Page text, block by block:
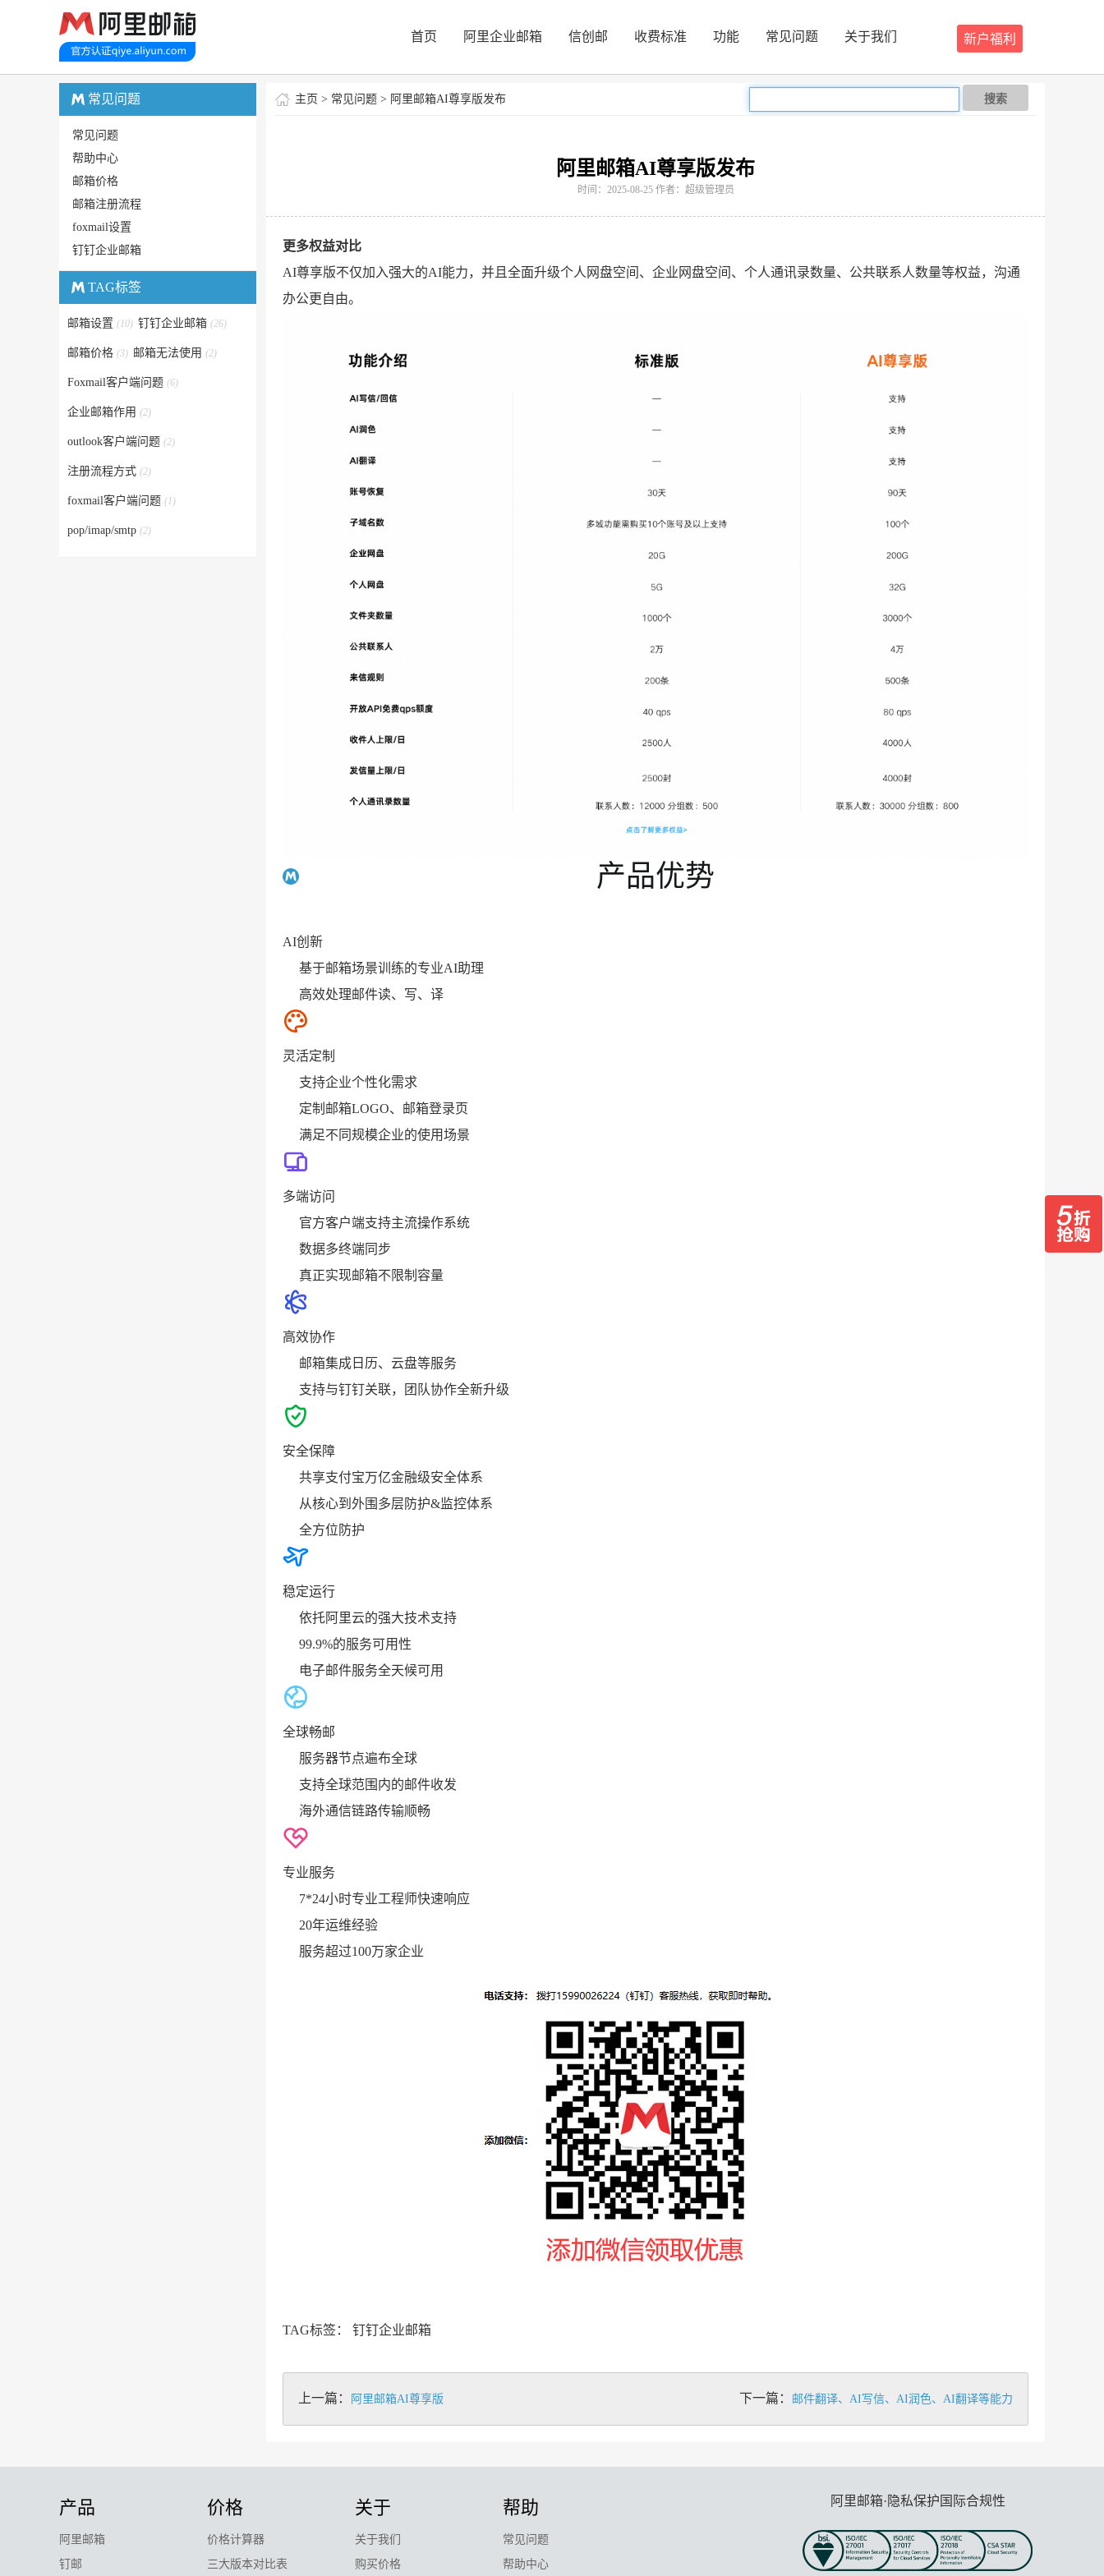
新户福利
首页 阿里企业邮箱 信创邮 收费标准 功能 常见问题 关于我们
主页 > 常见问题 > 阿里邮箱AI尊享版发布 搜索
阿里邮箱AI尊享版发布
时间：2025-08-25 作者：超级管理员
更多权益对比
AI尊享版不仅加入强大的AI能力，并且全面升级个人网盘空间、企业网盘空间、个人通讯录数量、公共联系人数量等权益，沟通
办公更自由。
产品优势
AI创新
基于邮箱场景训练的专业AI助理
高效处理邮件读、写、译
灵活定制
支持企业个性化需求
定制邮箱LOGO、邮箱登录页
满足不同规模企业的使用场景
多端访问
官方客户端支持主流操作系统
数据多终端同步
真正实现邮箱不限制容量
高效协作
邮箱集成日历、云盘等服务
支持与钉钉关联，团队协作全新升级
安全保障
共享支付宝万亿金融级安全体系
从核心到外围多层防护&监控体系
全方位防护
稳定运行
依托阿里云的强大技术支持
99.9%的服务可用性
电子邮件服务全天候可用
全球畅邮
服务器节点遍布全球
支持全球范围内的邮件收发
海外通信链路传输顺畅
专业服务
7*24小时专业工程师快速响应
20年运维经验
服务超过100万家企业
TAG标签： 钉钉企业邮箱
上一篇： 阿里邮箱AI尊享版 下一篇： 邮件翻译、AI写信、AI润色、AI翻译等能力
常见问题
常见问题
帮助中心
邮箱价格
邮箱注册流程
foxmail设置
钉钉企业邮箱
TAG标签
邮箱设置 (10) 钉钉企业邮箱 (26)
邮箱价格 (3) 邮箱无法使用 (2)
Foxmail客户端问题 (6)
企业邮箱作用 (2)
outlook客户端问题 (2)
注册流程方式 (2)
foxmail客户端问题 (1)
pop/imap/smtp (2)
产品
阿里邮箱
钉邮
价格
价格计算器
三大版本对比表
关于
关于我们
购买价格
帮助
常见问题
帮助中心
阿里邮箱·隐私保护国际合规性